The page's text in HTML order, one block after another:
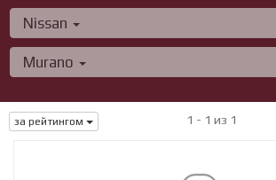
Nissan
Murano
за рейтингом 1 - 1 из 1